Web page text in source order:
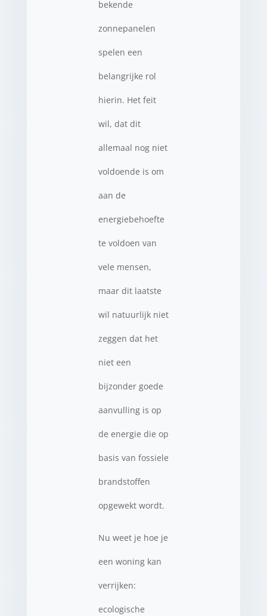
bekende
zonnepanelen
spelen een
belangrijke rol
hierin. Het feit
wil, dat dit
allemaal nog niet
voldoende is om
aan de
energiebehoefte
te voldoen van
vele mensen,
maar dit laatste
wil natuurlijk niet
zeggen dat het
niet een
bijzonder goede
aanvulling is op
de energie die op
basis van fossiele
brandstoffen
opgewekt wordt.
Nu weet je hoe je
een woning kan
verrijken:
ecologische